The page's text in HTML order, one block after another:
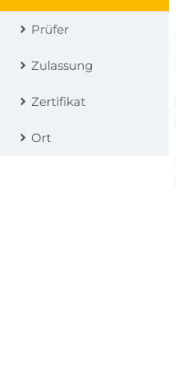
Prüfer
Zulassung
Zertifikat
Ort